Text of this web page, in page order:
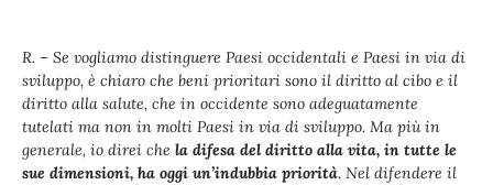
R. – Se vogliamo distinguere Paesi occidentali e Paesi in via di
sviluppo, è chiaro che beni prioritari sono il diritto al cibo e il
diritto alla salute, che in occidente sono adeguatamente
tutelati ma non in molti Paesi in via di sviluppo. Ma più in
generale, io direi che la difesa del diritto alla vita, in tutte le
sue dimensioni, ha oggi un’indubbia priorità. Nel difendere il